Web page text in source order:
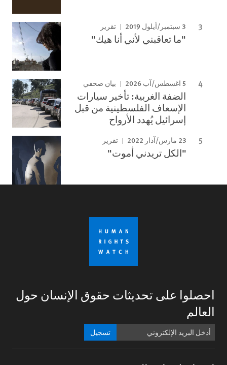
3 سبتمبر/أيلول 2019 تقرير
"ما تعاقبني لأني أنا هيك"
5 اغسطس/آب 2026 بيان صحفي
الضفة الغربية: تأخير سيارات
الإسعاف الفلسطينية من قبل
إسرائيل يُهدد الأرواح
23 مارس/آذار 2022 تقرير
"الكل تريدني أموت"
احصلوا على تحديثات حقوق الإنسان حول
العالم
تسجيل